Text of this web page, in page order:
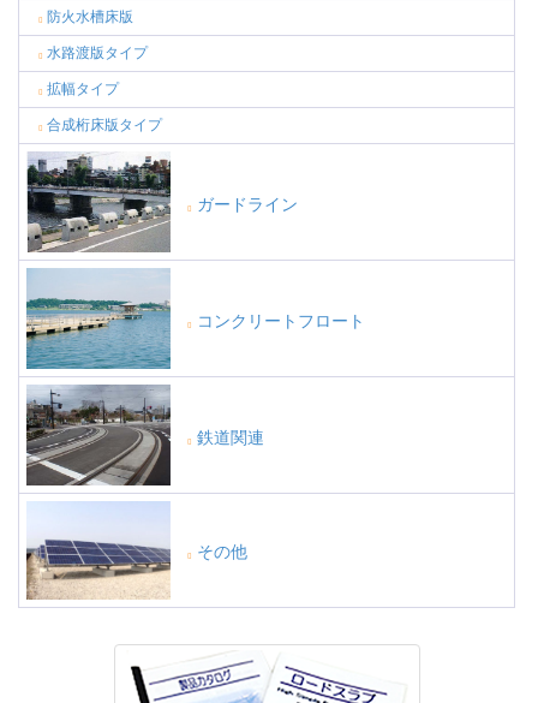
防火水槽床版
水路渡版タイプ
拡幅タイプ
合成桁床版タイプ
ガードライン
コンクリートフロート
鉄道関連
その他